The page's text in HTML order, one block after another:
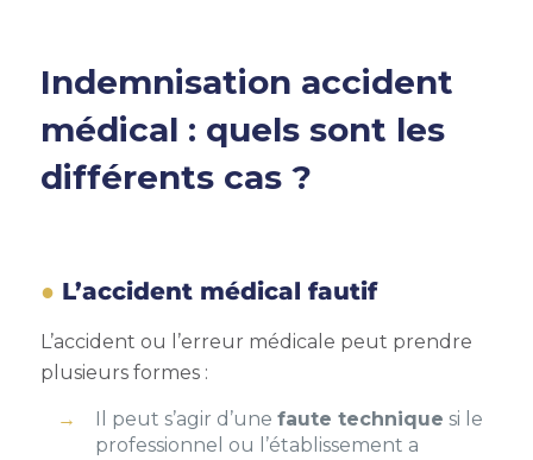
Indemnisation accident
médical : quels sont les
différents cas ?
L’accident médical fautif
L’accident ou l’erreur médicale peut prendre
plusieurs formes :
Il peut s’agir d’une faute technique si le
professionnel ou l’établissement a